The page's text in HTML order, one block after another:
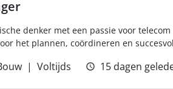
denker met een passie voor
het plannen, coördineren en
Voltijds 15 dagen